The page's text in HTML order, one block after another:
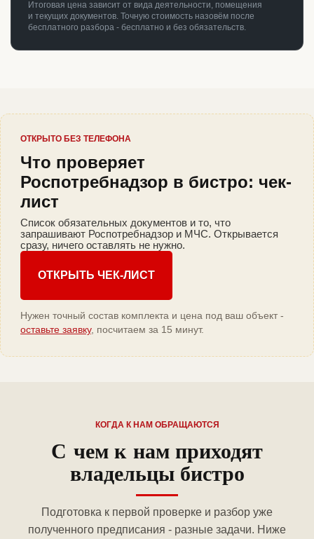
Итоговая цена зависит от вида деятельности, помещения
и текущих документов. Точную стоимость назовём после
бесплатного разбора - бесплатно и без обязательств.
ОТКРЫТО БЕЗ ТЕЛЕФОНА
Что проверяет
Роспотребнадзор в бистро: чек-
лист
Список обязательных документов и то, что
запрашивают Роспотребнадзор и МЧС. Открывается
сразу, ничего оставлять не нужно.
ОТКРЫТЬ ЧЕК-ЛИСТ
Нужен точный состав комплекта и цена под ваш объект -
оставьте заявку, посчитаем за 15 минут.
КОГДА К НАМ ОБРАЩАЮТСЯ
С чем к нам приходят
владельцы бистро
Подготовка к первой проверке и разбор уже
полученного предписания - разные задачи. Ниже